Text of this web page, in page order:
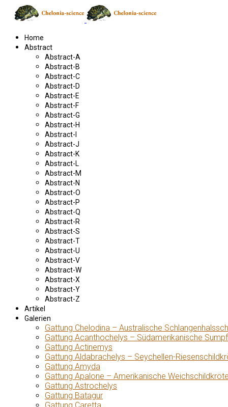
Home
Abstract
Abstract-A
Abstract-B
Abstract-C
Abstract-D
Abstract-E
Abstract-F
Abstract-G
Abstract-H
Abstract-I
Abstract-J
Abstract-K
Abstract-L
Abstract-M
Abstract-N
Abstract-O
Abstract-P
Abstract-Q
Abstract-R
Abstract-S
Abstract-T
Abstract-U
Abstract-V
Abstract-W
Abstract-X
Abstract-Y
Abstract-Z
Artikel
Galerien
Gattung Chelodina – Australische
Gattung Acanthochelys – Südamerikanische
Gattung Actinemys
Gattung Aldabrachelys – Seychellen-
Gattung Amyda
Gattung Apalone – Amerikanische
Gattung Astrochelys
Gattung Batagur